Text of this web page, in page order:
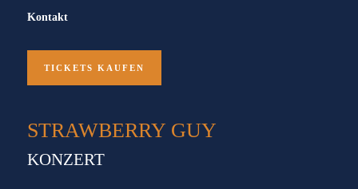
Kontakt
TICKETS KAUFEN
STRAWBERRY GUY
KONZERT